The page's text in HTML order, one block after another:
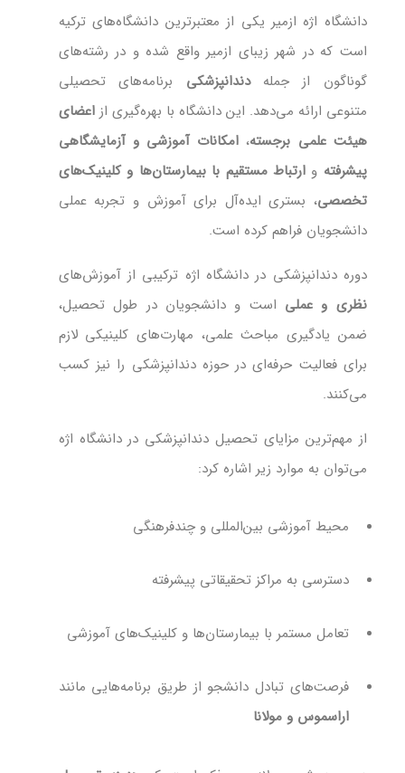
دانشگاه اژه ازمیر یکی از معتبرترین دانشگاه‌های ترکیه
است که در شهر زیبای ازمیر واقع شده و در رشته‌های
گوناگون از جملهدندانپزشکی برنامه‌های تحصیلی
متنوعی ارائه می‌دهد. این دانشگاه با بهره‌گیری ازاعضای
هیئت علمی برجسته، امکانات آموزشی و آزمایشگاهی
پیشرفته وارتباط مستقیم با بیمارستان‌ها و کلینیک‌های
تخصصی، بستری ایده‌آل برای آموزش و تجربه عملی
دانشجویان فراهم کرده است.
دوره دندانپزشکی در دانشگاه اژه ترکیبی از آموزش‌های
نظری و عملی است و دانشجویان در طول تحصیل،
ضمن یادگیری مباحث علمی، مهارت‌های کلینیکی لازم
برای فعالیت حرفه‌ای در حوزه دندانپزشکی را نیز کسب
می‌کنند.
از مهم‌ترین مزایای تحصیل دندانپزشکی در دانشگاه اژه
می‌توان به موارد زیر اشاره کرد:
محیط آموزشی بین‌المللی و چندفرهنگی
دسترسی به مراکز تحقیقاتی پیشرفته
تعامل مستمر با بیمارستان‌ها و کلینیک‌های آموزشی
فرصت‌های تبادل دانشجو از طریق برنامه‌هایی مانند
اراسموس و مولانا